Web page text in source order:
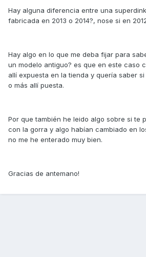
Hay alguna diferencia entre una
fabricada en 2013 o 2014?, nose si en
Hay algo en lo que me deba fijar para
un modelo antiguo? es que en este caso
allí expuesta en la tienda y quería saber
o más allí puesta.
Por que también he leido algo sobre si te
con la gorra y algo habían cambiado en
no me he enterado muy bien.
Gracias de antemano!